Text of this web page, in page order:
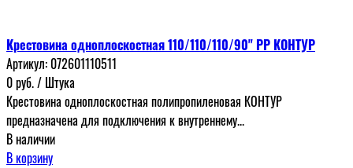
Крестовина одноплоскостная 110/110/110/90" РР КОНТУР
Артикул: 072601110511
0руб./ Штука
Крестовина одноплоскостная полипропиленовая КОНТУР
предназначена для подключения к внутреннему...
В наличии
В корзину